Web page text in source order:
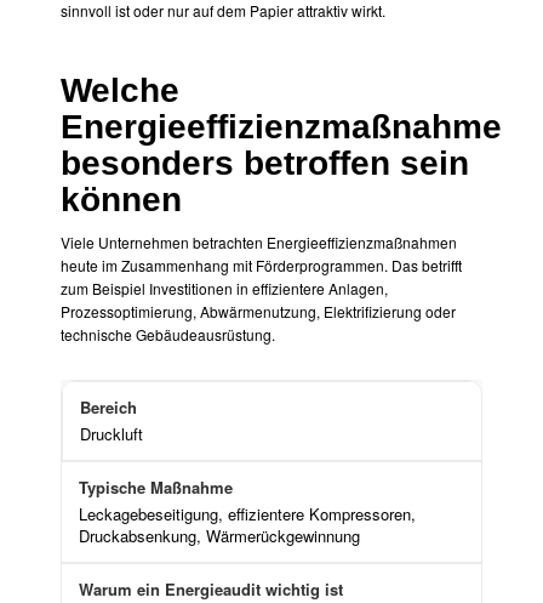
sinnvoll ist oder nur auf dem Papier attraktiv wirkt.
Welche
Energieeffizienzmaßnahmen
besonders betroffen sein
können
Viele Unternehmen betrachten Energieeffizienzmaßnahmen
heute im Zusammenhang mit Förderprogrammen. Das betrifft
zum Beispiel Investitionen in effizientere Anlagen,
Prozessoptimierung, Abwärmenutzung, Elektrifizierung oder
technische Gebäudeausrüstung.
Druckluft
Leckagebeseitigung, effizientere Kompressoren,
Druckabsenkung, Wärmerückgewinnung